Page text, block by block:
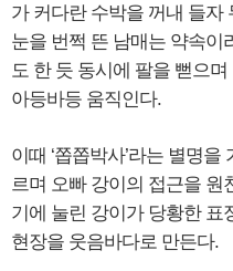
가 커다란 수박을 꺼내 들자
눈을 번쩍 뜬 남매는 약속이
도 한 듯 동시에 팔을 뻗으며
아등바등 움직인다.
이때 ‘쫍쫍박사’라는 별명
르며 오빠 강이의 접근을 원
기에 눌린 강이가 당황한 표
현장을 웃음바다로 만든다.